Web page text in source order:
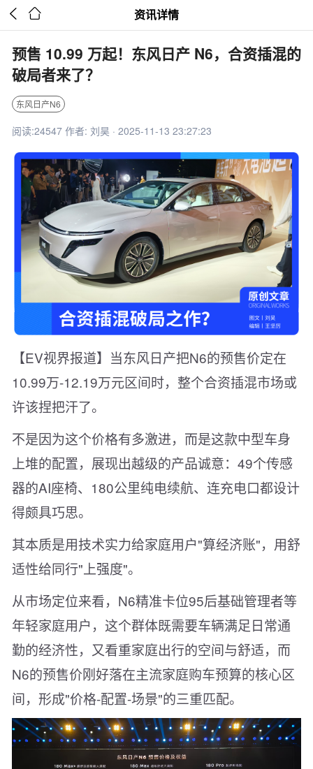
  资讯详情
预售 10.99 万起！东风日产 N6，合资插混的
破局者来了？
东风日产N6
阅读:24547 作者: 刘昊 · 2025-11-13 23:27:23
【EV视界报道】当东风日产把N6的预售价定在
10.99万-12.19万元区间时，整个合资插混市场或
许该捏把汗了。
不是因为这个价格有多激进，而是这款中型车身
上堆的配置，展现出越级的产品诚意：49个传感
器的AI座椅、180公里纯电续航、连充电口都设计
得颇具巧思。
其本质是用技术实力给家庭用户"算经济账"，用舒
适性给同行"上强度"。
从市场定位来看，N6精准卡位95后基础管理者等
年轻家庭用户，这个群体既需要车辆满足日常通
勤的经济性，又看重家庭出行的空间与舒适，而
N6的预售价刚好落在主流家庭购车预算的核心区
间，形成"价格-配置-场景"的三重匹配。